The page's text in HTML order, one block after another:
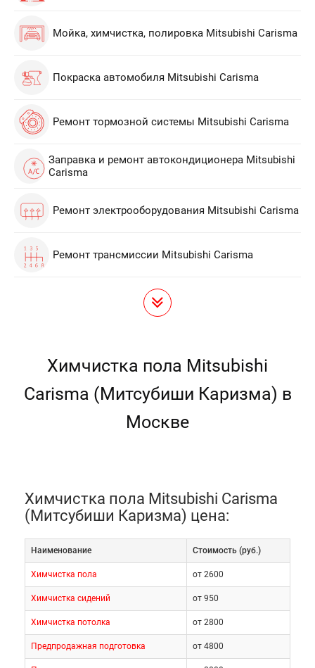
Мойка, химчистка, полировка Mitsubishi Carisma
Покраска автомобиля Mitsubishi Carisma
Ремонт тормозной системы Mitsubishi Carisma
Заправка и ремонт автокондиционера Mitsubishi
Carisma
Ремонт электрооборудования Mitsubishi Carisma
Ремонт трансмиссии Mitsubishi Carisma
Химчистка пола Mitsubishi
Carisma (Митсубиши Каризма) в
Москве
Химчистка пола Mitsubishi Carisma
(Митсубиши Каризма) цена:
Наименование Cтоимость (руб.)
Химчистка пола от 2600
Химчистка сидений от 950
Химчистка потолка от 2800
Предпродажная подготовка от 4800